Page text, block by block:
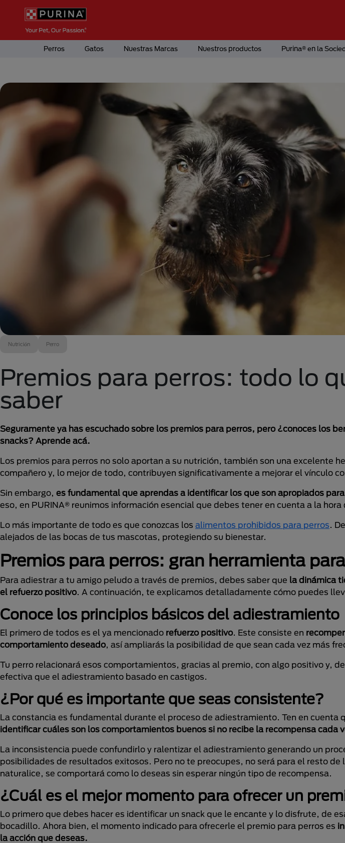
Pasar al contenido principal
Menú Secundario Purina
Menú Principal Purina
Perros Gatos Nuestras Marcas Nuestros productos Purina® en la
Nutrición Perro
Premios para perros: todo lo
saber
Seguramente ya has escuchado sobre los premios para perros, pero ¿conoces los
snacks? Aprende acá.
Los premios para perros no solo aportan a su nutrición, también son una excelente
compañero y, lo mejor de todo, contribuyen significativamente a mejorar el vínculo
Sin embargo, es fundamental que aprendas a identificar los que son apropiados
eso, en PURINA® reunimos información esencial que debes tener en cuenta a la
Lo más importante de todo es que conozcas los alimentos prohibidos para perros.
alejados de las bocas de tus mascotas, protegiendo su bienestar.
Premios para perros: gran herramienta
Para adiestrar a tu amigo peludo a través de premios, debes saber que la dinámica
el refuerzo positivo. A continuación, te explicamos detalladamente cómo puedes
Conoce los principios básicos del adiestramiento
El primero de todos es el ya mencionado refuerzo positivo. Este consiste en
comportamiento deseado, así ampliarás la posibilidad de que sean cada vez más
Tu perro relacionará esos comportamientos, gracias al premio, con algo positivo y,
efectiva que el adiestramiento basado en castigos.
¿Por qué es importante que seas consistente?
La constancia es fundamental durante el proceso de adiestramiento. Ten en cuenta
identificar cuáles son los comportamientos buenos si no recibe la recompensa cada
La inconsistencia puede confundirlo y ralentizar el adiestramiento generando un
posibilidades de resultados exitosos. Pero no te preocupes, no será para el resto de
naturalice, se comportará como lo deseas sin esperar ningún tipo de recompensa.
¿Cuál es el mejor momento para ofrecer un
Lo primero que debes hacer es identificar un snack que le encante y lo disfrute, de
bocadillo. Ahora bien, el momento indicado para ofrecerle el premio para perros es
la acción que deseas.